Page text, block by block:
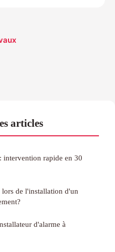
articles
intervention rapide en 30
lors de l'installation d'un
d'alarme à